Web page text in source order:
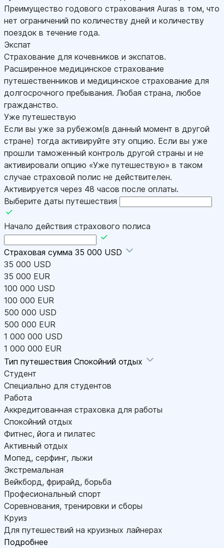
Преимущество годового страхования Auras в том, что
нет ограничений по количеству дней и количеству
поездок в течение года.
Экспат
Страхование для кочевников и экспатов.
Расширенное медицинское страхование
путешественников и медицинское страхование для
долгосрочного пребывания. Любая страна, любое
гражданство.
Уже путешествую
Если вы уже за рубежом(в данный момент в другой
стране) тогда активируйте эту опцию. Если вы уже
прошли таможенный контроль другой страны и не
активировали опцию «Уже путешествую» в таком
случае страховой полис не действителен.
Активируется через 48 часов после оплаты.
Выберите даты путешествия
Начало действия страхового полиса
Страховая сумма 35 000 USD
35 000 USD
35 000 EUR
100 000 USD
100 000 EUR
500 000 USD
500 000 EUR
1 000 000 USD
1 000 000 EUR
Тип путешествия Спокойний отдых
Студент
Специально для студентов
Работа
Аккредитованная страховка для работы
Спокойний отдых
Фитнес, йога и пилатес
Активный отдых
Мопед, серфинг, лыжи
Экстремальная
Вейкборд, фрирайд, борьба
Професиональный спорт
Соревнования, тренировки и сборы
Круиз
Для путешествий на круизных лайнерах
Подробнее